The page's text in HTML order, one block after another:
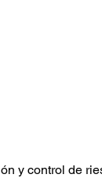
y control de